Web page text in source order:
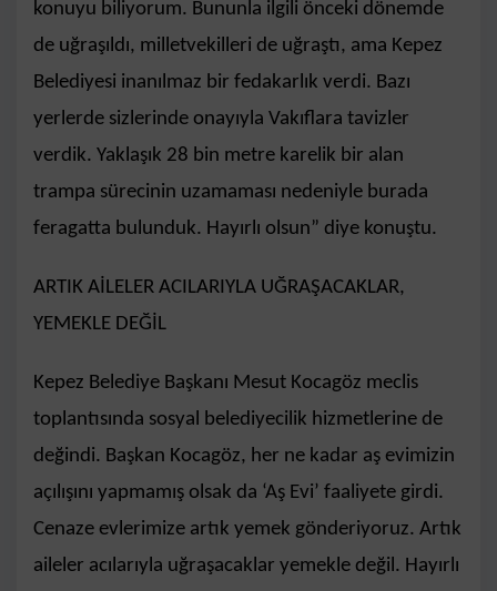
konuyu biliyorum. Bununla ilgili önceki dönemde
de uğraşıldı, milletvekilleri de uğraştı, ama Kepez
Belediyesi inanılmaz bir fedakarlık verdi. Bazı
yerlerde sizlerinde onayıyla Vakıflara tavizler
verdik. Yaklaşık 28 bin metre karelik bir alan
trampa sürecinin uzamaması nedeniyle burada
feragatta bulunduk. Hayırlı olsun” diye konuştu.
ARTIK AİLELER ACILARIYLA UĞRAŞACAKLAR,
YEMEKLE DEĞİL
Kepez Belediye Başkanı Mesut Kocagöz meclis
toplantısında sosyal belediyecilik hizmetlerine de
değindi. Başkan Kocagöz, her ne kadar aş evimizin
açılışını yapmamış olsak da ‘Aş Evi’ faaliyete girdi.
Cenaze evlerimize artık yemek gönderiyoruz. Artık
aileler acılarıyla uğraşacaklar yemekle değil. Hayırlı